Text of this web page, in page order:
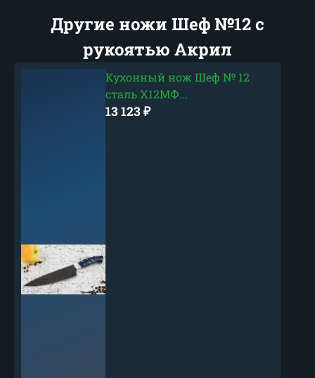
Другие ножи Шеф №12 с
рукоятью Акрил
Кухонный нож Шеф № 12
сталь Х12МФ...
13 123 ₽